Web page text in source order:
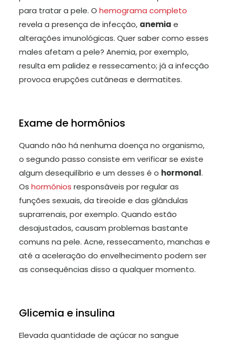
para tratar a pele. O hemograma completo
revela a presença de infecção, anemia e
alterações imunológicas. Quer saber como esses
males afetam a pele? Anemia, por exemplo,
resulta em palidez e ressecamento; já a infecção
provoca erupções cutâneas e dermatites.
Exame de hormônios
Quando não há nenhuma doença no organismo,
o segundo passo consiste em verificar se existe
algum desequilíbrio e um desses é o hormonal.
Os hormônios responsáveis por regular as
funções sexuais, da tireoide e das glândulas
suprarrenais, por exemplo. Quando estão
desajustados, causam problemas bastante
comuns na pele. Acne, ressecamento, manchas e
até a aceleração do envelhecimento podem ser
as consequências disso a qualquer momento.
Glicemia e insulina
Elevada quantidade de açúcar no sangue